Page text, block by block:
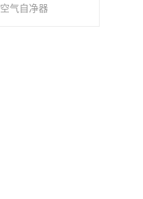
空气自净器